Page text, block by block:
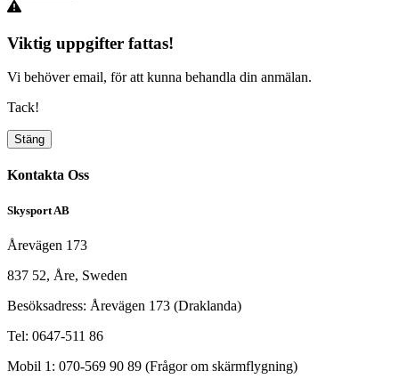
Viktig uppgifter fattas!
Vi behöver email, för att kunna behandla din anmälan.
Tack!
Stäng
Kontakta Oss
Skysport AB
Årevägen 173
837 52, Åre, Sweden
Besöksadress: Årevägen 173 (Draklanda)
Tel: 0647-511 86
Mobil 1: 070-569 90 89 (Frågor om skärmflygning)